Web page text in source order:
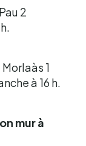
2
1
à 16 h.
mur à